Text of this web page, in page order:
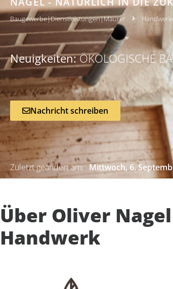
Baugewerbe|Dienstleistungen|Maurer
Neuigkeiten:ÖKOLOGISCHE
Nachricht schreiben
Zuletzt geändert am: Mittwoch, 6.
Über Oliver
Handwerk